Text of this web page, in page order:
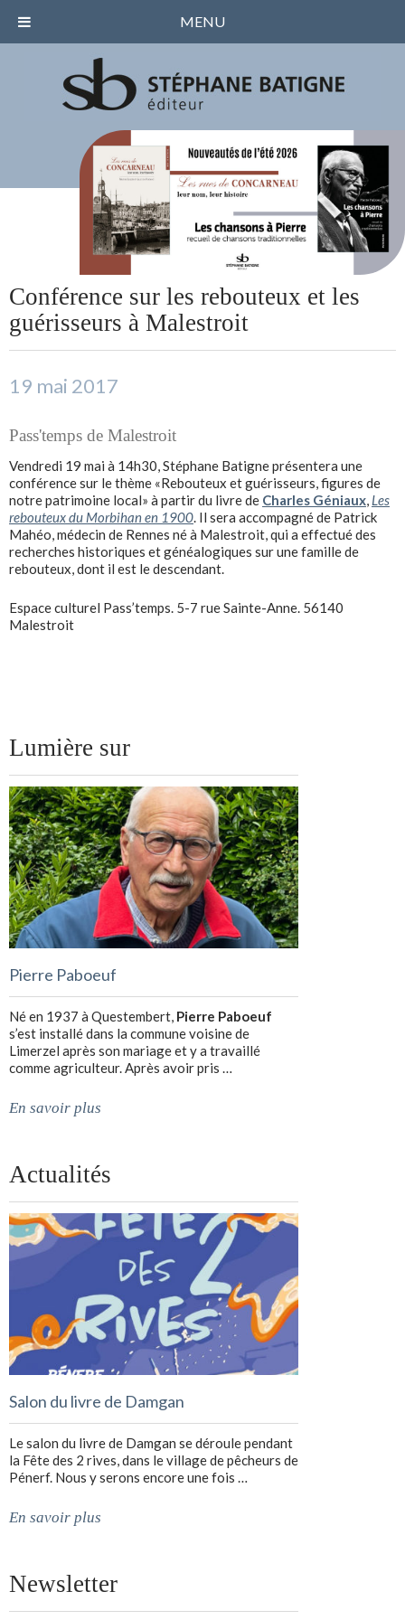
Conférence sur les rebouteux et les
guérisseurs à Malestroit
19 mai 2017
Pass'temps de Malestroit
Vendredi 19 mai à 14h30, Stéphane Batigne présentera une
conférence sur le thème «Rebouteux et guérisseurs, figures de
notre patrimoine local» à partir du livre de Charles Géniaux, Les
rebouteux du Morbihan en 1900. Il sera accompagné de Patrick
Mahéo, médecin de Rennes né à Malestroit, qui a effectué des
recherches historiques et généalogiques sur une famille de
rebouteux, dont il est le descendant.
Espace culturel Pass’temps. 5-7 rue Sainte-Anne. 56140
Malestroit
Lumière sur
Pierre Paboeuf
Né en 1937 à Questembert, Pierre Paboeuf
s’est installé dans la commune voisine de
Limerzel après son mariage et y a travaillé
comme agriculteur. Après avoir pris …
En savoir plus
Actualités
Salon du livre de Damgan
Le salon du livre de Damgan se déroule pendant
la Fête des 2 rives, dans le village de pêcheurs de
Pénerf. Nous y serons encore une fois …
En savoir plus
Newsletter
MENU